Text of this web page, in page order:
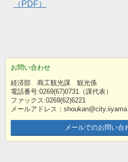
（PDF）
お問い合わせ
経済部 商工観光課 観光係
電話番号:0269(67)0731（課代表）
ファックス:0269(62)6221
メールアドレス：
メールでのお問い合